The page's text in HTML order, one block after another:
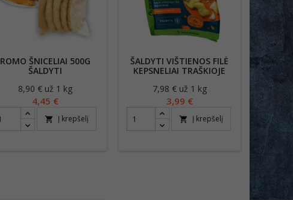
ROMO ŠNICELIAI 500G
ŠALDYTI
Kaina
8,90 € už 1 kg
4,45 €
shopping_cart Į krepšelį
ŠALDYTI VIŠTIENOS FILĖ
KEPSNELIAI TRAŠKIOJE
Kaina
7,98 € už 1 kg
3,99 €
shopping_cart Į krepšelį